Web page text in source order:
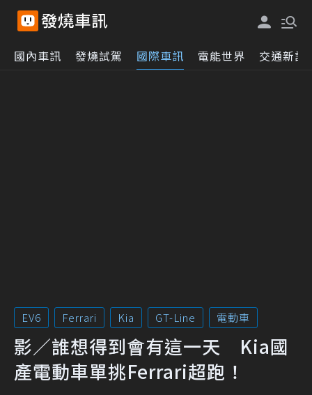
國內車訊 發燒試駕 國際車訊 電能世界 交通新訊
EV6 Ferrari Kia GT-Line 電動車
影／誰想得到會有這一天 Kia國
產電動車單挑Ferrari超跑！